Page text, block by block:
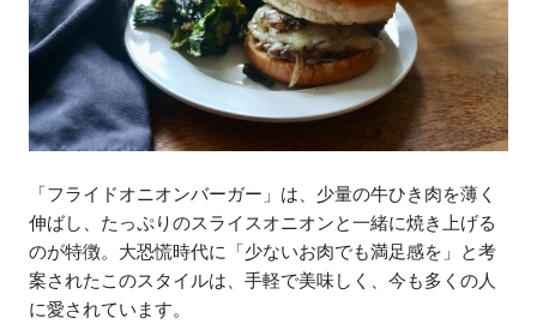
「フライドオニオンバーガー」は、少量の牛ひき肉を薄く
伸ばし、たっぷりのスライスオニオンと一緒に焼き上げる
のが特徴。大恐慌時代に「少ないお肉でも満足感を」と考
案されたこのスタイルは、手軽で美味しく、今も多くの人
に愛されています。